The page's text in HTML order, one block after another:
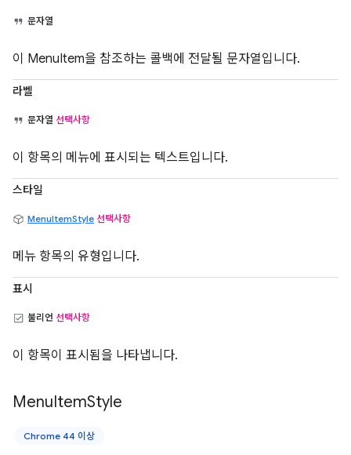
문자열
이 MenuItem을 참조하는 콜백에 전달될 문자열입니다.
라벨
문자열 선택사항
이 항목의 메뉴에 표시되는 텍스트입니다.
스타일
MenuItemStyle 선택사항
메뉴 항목의 유형입니다.
표시
불리언 선택사항
이 항목이 표시됨을 나타냅니다.
MenuItemStyle
Chrome 44 이상